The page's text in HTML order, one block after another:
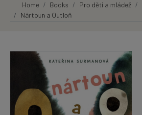
Home Books Pro děti a mládež
Nártoun a Outloň